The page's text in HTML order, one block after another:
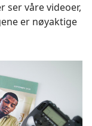
ser våre videoer,
er nøyaktige